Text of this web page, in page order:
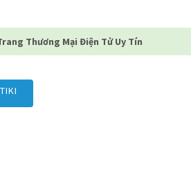
Thương Mại Điện Tử Uy Tín